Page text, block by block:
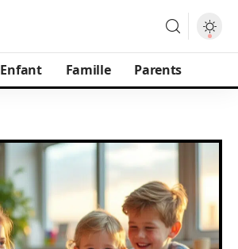
Enfant Famille Parents